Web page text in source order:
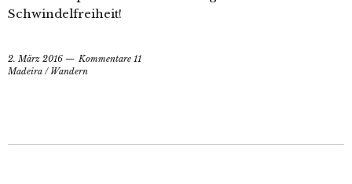
Schwindelfreiheit!
2. März 2016
Kommentare 11
Madeira / Wandern